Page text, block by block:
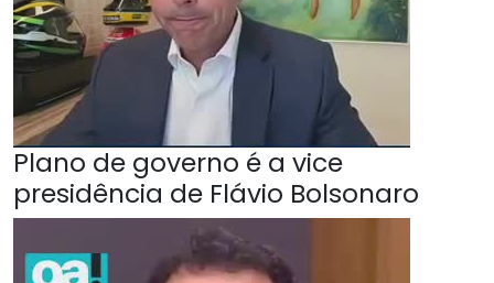
Plano de governo é a vice
presidência de Flávio Bolsonaro